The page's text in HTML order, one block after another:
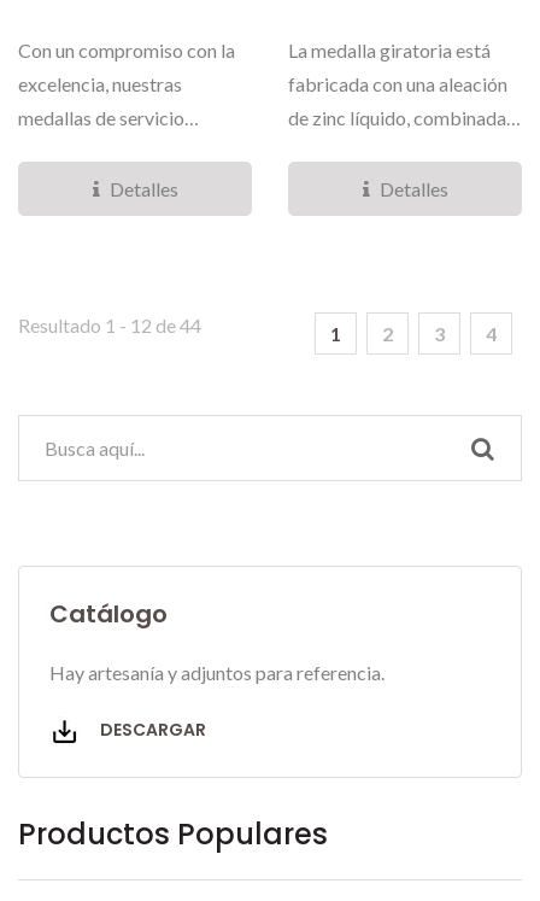
Con un compromiso con la
excelencia, nuestras
medallas de servicio
Detalles
La medalla giratoria está
fabricada con una aleación
de zinc líquido, combinada
Detalles
Resultado 1 - 12 de 44 1 2 3 4
Catálogo
Hay artesanía y adjuntos para referencia.
DESCARGAR
Productos Populares